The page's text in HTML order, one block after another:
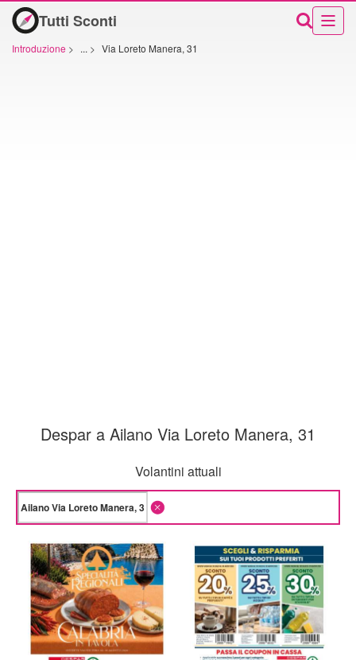
Tutti Sconti
Introduzione > ... > Via Loreto Manera, 31
Despar a Ailano Via Loreto Manera, 31
Volantini attuali